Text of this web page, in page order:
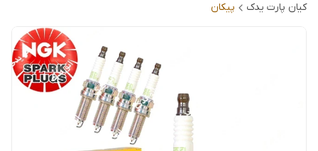
کیان پارت یدک پیکان